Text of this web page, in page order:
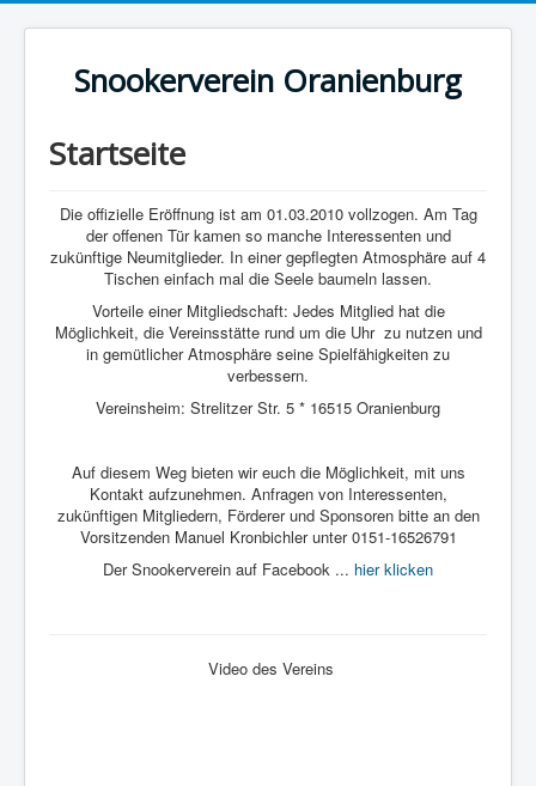
Snookerverein Oranienburg
Startseite
Die offizielle Eröffnung ist am 01.03.2010 vollzogen. Am Tag
der offenen Tür kamen so manche Interessenten und
zukünftige Neumitglieder. In einer gepflegten Atmosphäre auf 4
Tischen einfach mal die Seele baumeln lassen.
Vorteile einer Mitgliedschaft: Jedes Mitglied hat die
Möglichkeit, die Vereinsstätte rund um die Uhr zu nutzen und
in gemütlicher Atmosphäre seine Spielfähigkeiten zu
verbessern.
Vereinsheim: Strelitzer Str. 5 * 16515 Oranienburg
Auf diesem Weg bieten wir euch die Möglichkeit, mit uns
Kontakt aufzunehmen. Anfragen von Interessenten,
zukünftigen Mitgliedern, Förderer und Sponsoren bitte an den
Vorsitzenden Manuel Kronbichler unter 0151-16526791
Der Snookerverein auf Facebook ... hier klicken
Video des Vereins